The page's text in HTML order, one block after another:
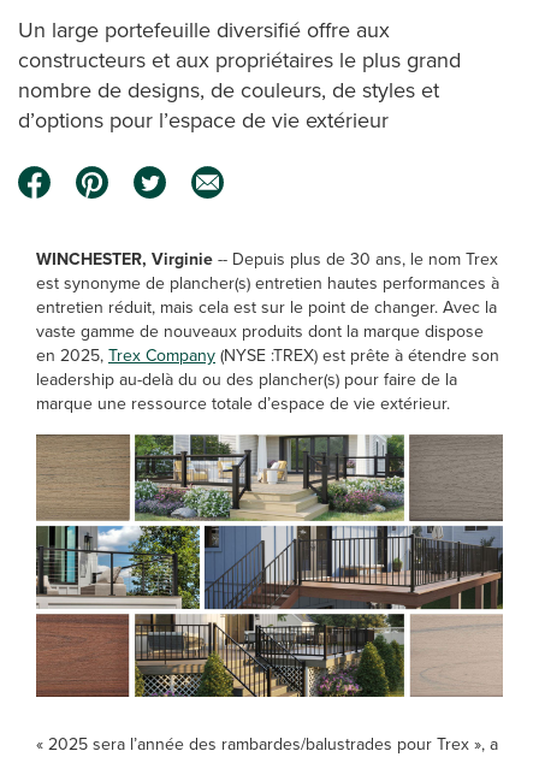
Un large portefeuille diversifié offre aux
constructeurs et aux propriétaires le plus grand
nombre de designs, de couleurs, de styles et
d’options pour l’espace de vie extérieur
WINCHESTER, Virginie-- Depuis plus de 30 ans, le nom Trex
est synonyme de plancher(s) entretien hautes performances à
entretien réduit, mais cela est sur le point de changer. Avec la
vaste gamme de nouveaux produits dont la marque dispose
en 2025,Trex Company(NYSE :TREX) est prête à étendre son
leadership au-delà du ou des plancher(s) pour faire de la
marque une ressource totale d’espace de vie extérieur.
« 2025 sera l’année des rambardes/balustrades pour Trex », a